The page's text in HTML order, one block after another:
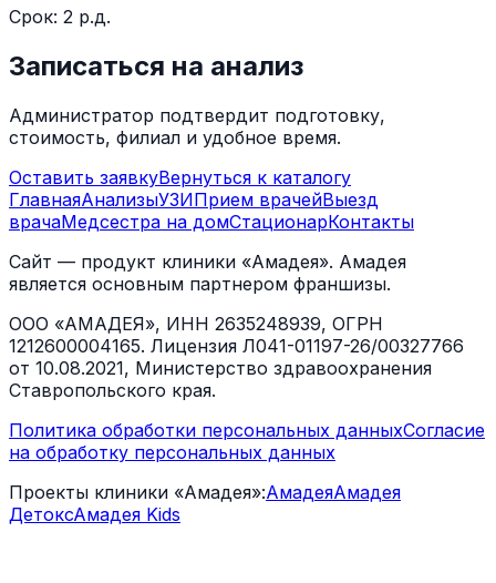
Срок: 2 р.д.
Записаться на анализ
Администратор подтвердит подготовку,
стоимость, филиал и удобное время.
Оставить заявкуВернуться к каталогу
ГлавнаяАнализыУЗИПрием врачейВыезд
врачаМедсестра на домСтационарКонтакты
Сайт — продукт клиники «Амадея». Амадея
является основным партнером франшизы.
ООО «АМАДЕЯ», ИНН 2635248939, ОГРН
1212600004165. Лицензия Л041-01197-26/00327766
от 10.08.2021, Министерство здравоохранения
Ставропольского края.
Политика обработки персональных данныхСогласие
на обработку персональных данных
Проекты клиники «Амадея»:АмадеяАмадея
ДетоксАмадея Kids